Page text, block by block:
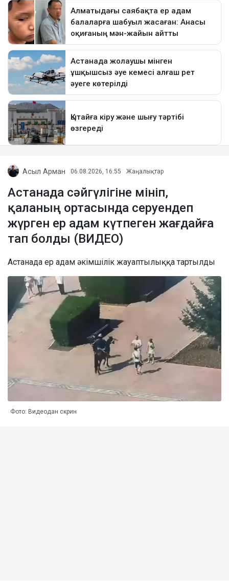
Асыл Арман 06.08.2026, 16:55 Жаңалықтар
Астанада сәйгүлігіне мініп,
қаланың ортасында серуендеп
жүрген ер адам күтпеген жағдайға
тап болды (ВИДЕО)
Астанада ер адам әкімшілік жауаптылыққа тартылды
Фото: Видеодан скрин